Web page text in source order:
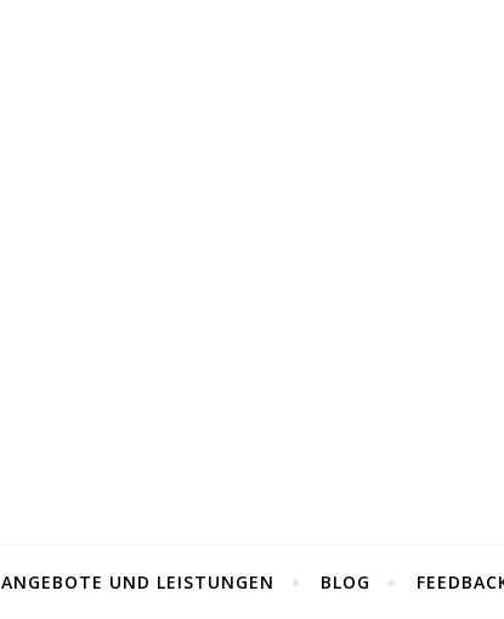
ANGEBOTE UND LEISTUNGEN BLOG